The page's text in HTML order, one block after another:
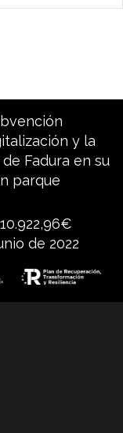
y la
Fadura en su
parque
de 2022